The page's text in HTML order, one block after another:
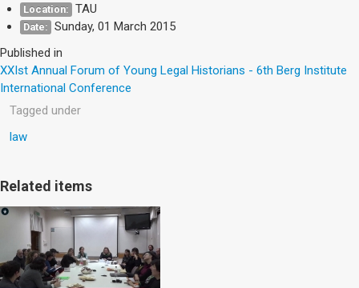
Location: TAU
Date: Sunday, 01 March 2015
Published in
XXIst Annual Forum of Young Legal Historians - 6th Berg Institute
International Conference
Tagged under
law
Related items